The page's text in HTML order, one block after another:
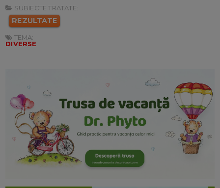
SUBIECTE TRATATE:
REZULTATE
TEMA:
DIVERSE